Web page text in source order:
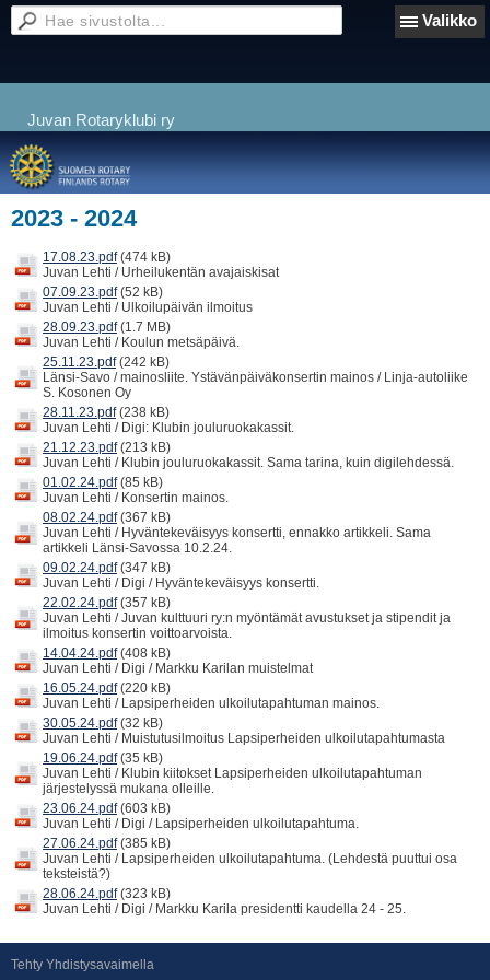
Valikko
Juvan Rotaryklubi ry
2023 - 2024
17.08.23.pdf (474 kB)
Juvan Lehti / Urheilukentän avajaiskisat
07.09.23.pdf (52 kB)
Juvan Lehti / Ulkoilupäivän ilmoitus
28.09.23.pdf (1.7 MB)
Juvan Lehti / Koulun metsäpäivä.
25.11.23.pdf (242 kB)
Länsi-Savo / mainosliite. Ystävänpäiväkonsertin mainos / Linja-autoliike
S. Kosonen Oy
28.11.23.pdf (238 kB)
Juvan Lehti / Digi: Klubin jouluruokakassit.
21.12.23.pdf (213 kB)
Juvan Lehti / Klubin jouluruokakassit. Sama tarina, kuin digilehdessä.
01.02.24.pdf (85 kB)
Juvan Lehti / Konsertin mainos.
08.02.24.pdf (367 kB)
Juvan Lehti / Hyväntekeväisyys konsertti, ennakko artikkeli. Sama
artikkeli Länsi-Savossa 10.2.24.
09.02.24.pdf (347 kB)
Juvan Lehti / Digi / Hyväntekeväisyys konsertti.
22.02.24.pdf (357 kB)
Juvan Lehti / Juvan kulttuuri ry:n myöntämät avustukset ja stipendit ja
ilmoitus konsertin voittoarvoista.
14.04.24.pdf (408 kB)
Juvan Lehti / Digi / Markku Karilan muistelmat
16.05.24.pdf (220 kB)
Juvan Lehti / Lapsiperheiden ulkoilutapahtuman mainos.
30.05.24.pdf (32 kB)
Juvan Lehti / Muistutusilmoitus Lapsiperheiden ulkoilutapahtumasta
19.06.24.pdf (35 kB)
Juvan Lehti / Klubin kiitokset Lapsiperheiden ulkoilutapahtuman
järjestelyssä mukana olleille.
23.06.24.pdf (603 kB)
Juvan Lehti / Digi / Lapsiperheiden ulkoilutapahtuma.
27.06.24.pdf (385 kB)
Juvan Lehti / Lapsiperheiden ulkoilutapahtuma. (Lehdestä puuttui osa
teksteistä?)
28.06.24.pdf (323 kB)
Juvan Lehti / Digi / Markku Karila presidentti kaudella 24 - 25.
Tehty Yhdistysavaimella